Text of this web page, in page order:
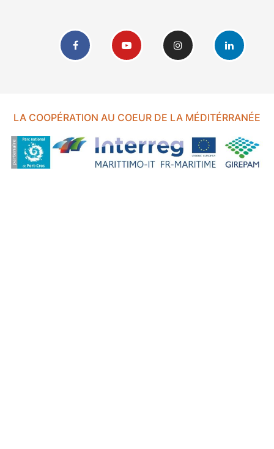
LA COOPÉRATION AU COEUR DE LA MÉDITÉRRANÉE